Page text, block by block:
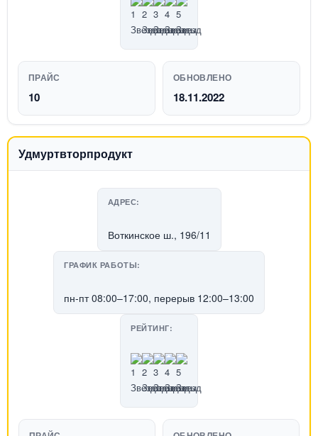
ПРАЙС
10
ОБНОВЛЕНО
18.11.2022
Удмуртвторпродукт
АДРЕС:
Воткинское ш., 196/11
ГРАФИК РАБОТЫ:
пн-пт 08:00–17:00, перерыв 12:00–13:00
РЕЙТИНГ: